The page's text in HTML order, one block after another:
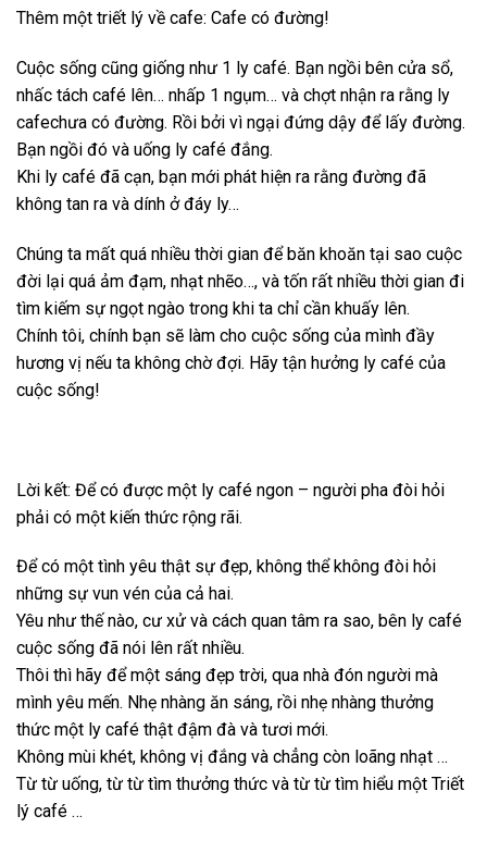
Thêm một triết lý về cafe: Cafe có đường!
Cuộc sống cũng giống như 1 ly café. Bạn ngồi bên cửa sổ,
nhấc tách café lên… nhấp 1 ngụm… và chợt nhận ra rằng ly
cafechưa có đường. Rồi bởi vì ngại đứng dậy để lấy đường.
Bạn ngồi đó và uống ly café đắng.
Khi ly café đã cạn, bạn mới phát hiện ra rằng đường đã
không tan ra và dính ở đáy ly…
Chúng ta mất quá nhiều thời gian để băn khoăn tại sao cuộc
đời lại quá ảm đạm, nhạt nhẽo…, và tốn rất nhiều thời gian đi
tìm kiếm sự ngọt ngào trong khi ta chỉ cần khuấy lên.
Chính tôi, chính bạn sẽ làm cho cuộc sống của mình đầy
hương vị nếu ta không chờ đợi. Hãy tận hưởng ly café của
cuộc sống!
Lời kết: Để có được một ly café ngon – người pha đòi hỏi
phải có một kiến thức rộng rãi.
Để có một tình yêu thật sự đẹp, không thể không đòi hỏi
những sự vun vén của cả hai.
Yêu như thế nào, cư xử và cách quan tâm ra sao, bên ly café
cuộc sống đã nói lên rất nhiều.
Thôi thì hãy để một sáng đẹp trời, qua nhà đón người mà
mình yêu mến. Nhẹ nhàng ăn sáng, rồi nhẹ nhàng thưởng
thức một ly café thật đậm đà và tươi mới.
Không mùi khét, không vị đắng và chẳng còn loãng nhạt …
Từ từ uống, từ từ tìm thưởng thức và từ từ tìm hiểu một Triết
lý café …